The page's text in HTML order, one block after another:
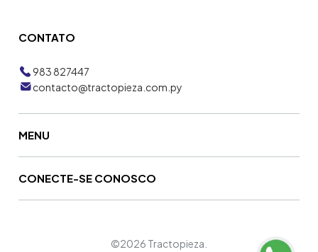
CONTATO
983 827447
contacto@tractopieza.com.py
MENU
CONECTE-SE CONOSCO
©2026 Tractopieza.